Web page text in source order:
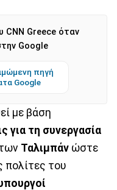
CNN Greece όταν
Google
πηγή
Google
με βάση
για τη συνεργασία
Ταλιμπάν ώστε
πολίτες του